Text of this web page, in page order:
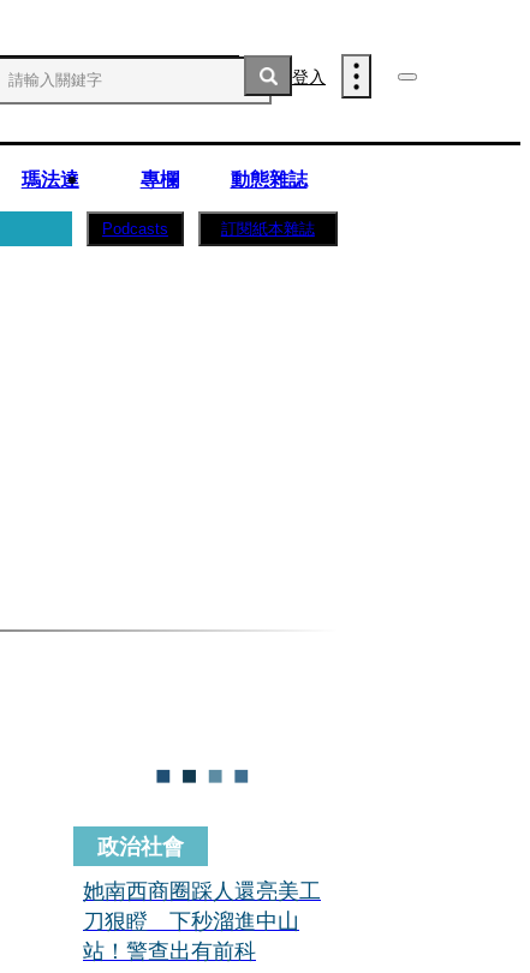
登入
瑪法達 專欄
動態雜誌
Podcasts 訂閱紙本雜誌
政治社會
她南西商圈踩人還亮美工
刀狠瞪 下秒溜進中山
站！警查出有前科